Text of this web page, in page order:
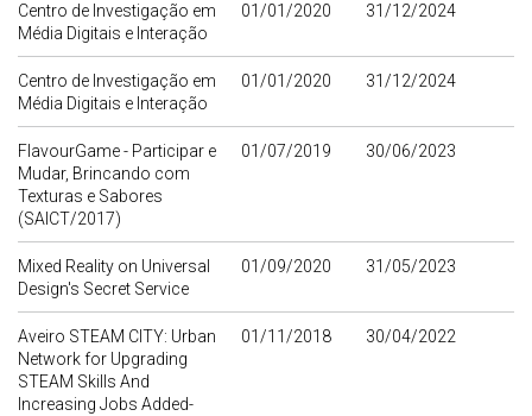
Centro de Investigação em
Média Digitais e Interação
01/01/2020 31/12/2024
Centro de Investigação em
Média Digitais e Interação
01/01/2020 31/12/2024
FlavourGame - Participar e
Mudar, Brincando com
Texturas e Sabores
(SAICT/2017)
01/07/2019 30/06/2023
Mixed Reality on Universal
Design's Secret Service
01/09/2020 31/05/2023
Aveiro STEAM CITY: Urban
Network for Upgrading
STEAM Skills And
Increasing Jobs Added-
01/11/2018 30/04/2022